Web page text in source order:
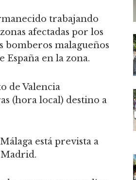
trabajando
afectadas por los
bomberos malagueños
en la zona.
de Valencia
(hora local) destino a
está prevista a
Madrid.